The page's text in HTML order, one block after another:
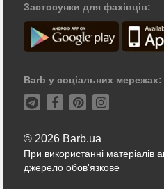
Застосунки для фахівців:
Barb у соціальних мережах:
© 2026 Barb.ua
При використанні матеріалів
джерело обов'язкове